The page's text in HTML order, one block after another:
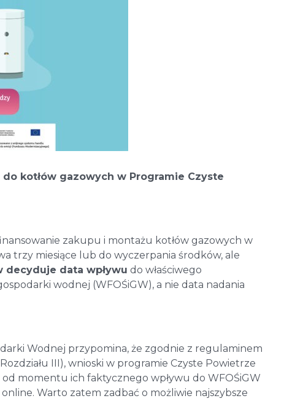
kotłów gazowych w Programie Czyste
zakupu i montażu kotłów gazowych w
trzy miesiące lub do wyczerpania środków, ale
decyduje data wpływu do właściwego
wodnej (WFOŚiGW), a nie data nadania
Wodnej przypomina, że zgodnie z regulaminem
III), wnioski w programie Czyste Powietrze
momentu ich faktycznego wpływu do WFOŚiGW
Warto zatem zadbać o możliwie najszybsze